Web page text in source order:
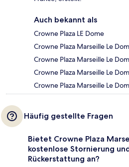
Auch bekannt als
Crowne Plaza LE Dome
Crowne Plaza Marseille Le
Crowne Plaza Marseille Le
Crowne Plaza Marseille Le
Crowne Plaza Marseille Le
Häufig gestellte Fragen
Bietet Crowne Plaza
kostenlose Stornierung
Rückerstattung an?